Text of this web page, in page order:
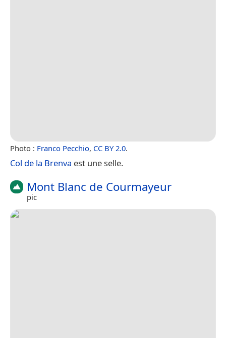
Photo : Franco Pecchio, CC BY 2.0.
Col de la Brenva est une selle.
Mont Blanc de Courmayeur
pic